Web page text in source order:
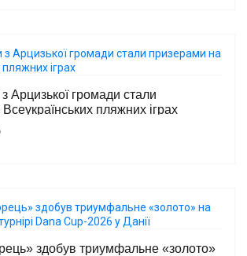
Арцизької громади стали
пляжних іграх
здобув триумфальне «золото»